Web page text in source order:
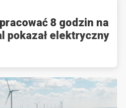
8 godzin na
pokazał elektryczny